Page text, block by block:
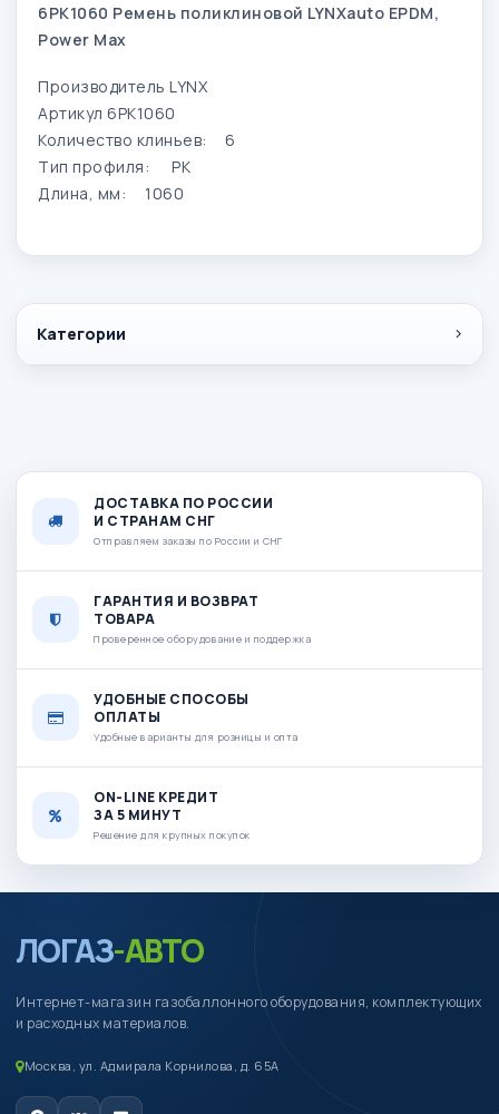
Категории
6PK1060 Ремень поликлиновой LYNXauto EPDM,
Power Max
Производитель LYNX
Артикул 6PK1060
Количество клиньев:
6
Тип профиля:
PK
Длина, мм:
1060
ДОСТАВКА ПО РОССИИ
И СТРАНАМ СНГ
Отправляем заказы по России и СНГ
ГАРАНТИЯ И ВОЗВРАТ
ТОВАРА
Проверенное оборудование и поддержка
УДОБНЫЕ СПОСОБЫ
ОПЛАТЫ
Удобные варианты для розницы и опта
ON-LINE КРЕДИТ
ЗА 5 МИНУТ
Решение для крупных покупок
ЛОГАЗ-АВТО
Интернет-магазин газобаллонного оборудования, комплектующих
и расходных материалов.
Москва, ул. Адмирала Корнилова, д. 65А